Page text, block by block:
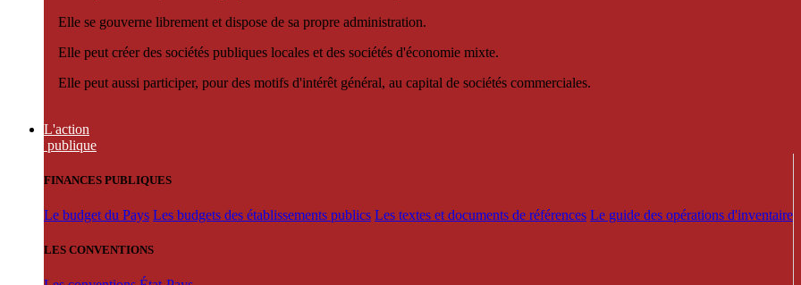
Elle se gouverne librement et dispose de sa propre administration.
Elle peut créer des sociétés publiques locales et des sociétés d'économie mixte.
Elle peut aussi participer, pour des motifs d'intérêt général, au capital de sociétés commerciales.
L'action
publique
FINANCES PUBLIQUES
Le budget du Pays Les budgets des établissements publics Les textes et documents de références Le guide des opérations d'inventaire
LES CONVENTIONS